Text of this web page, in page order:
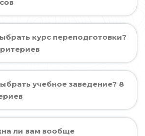
курс переподготовки?
учебное заведение? 8
ли вам вообще